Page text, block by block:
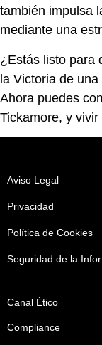
también impulsa
mediante una
¿Estás listo para
la Victoria de
Ahora puedes
Tickamore, y
Aviso Legal
Privacidad
Política de Cookies
Seguridad de la
Canal Ético
Compliance